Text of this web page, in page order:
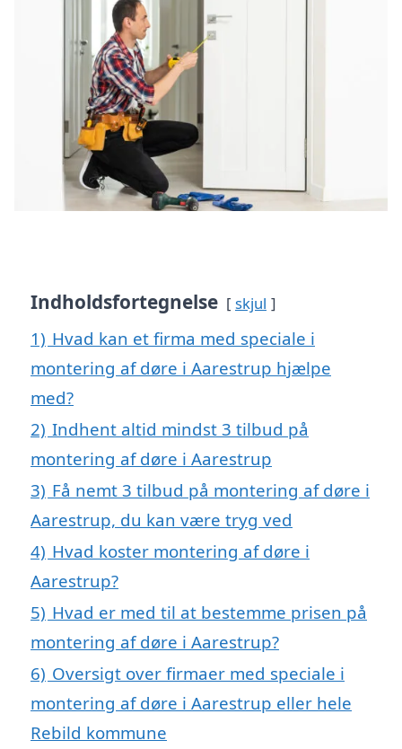
Indholdsfortegnelse skjul
1) Hvad kan et firma med speciale i
montering af døre i Aarestrup hjælpe
med?
2) Indhent altid mindst 3 tilbud på
montering af døre i Aarestrup
3) Få nemt 3 tilbud på montering af døre i
Aarestrup, du kan være tryg ved
4) Hvad koster montering af døre i
Aarestrup?
5) Hvad er med til at bestemme prisen på
montering af døre i Aarestrup?
6) Oversigt over firmaer med speciale i
montering af døre i Aarestrup eller hele
Rebild kommune